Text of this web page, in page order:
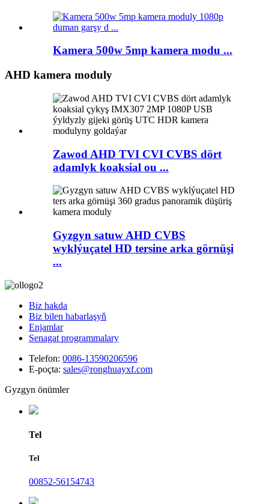
Kamera 500w 5mp kamera modu ...
AHD kamera moduly
Zawod AHD TVI CVI CVBS dört
adamlyk koaksial ou ...
Gyzgyn satuw AHD CVBS
wyklýuçatel HD tersine arka görnüşi
...
Biz hakda
Biz bilen habarlaşyň
Enjamlar
Senagat programmalary
Telefon: 0086-13590206596
E-poçta: sales@ronghuayxf.com
Gyzgyn önümler
Tel
Tel
00852-56154743